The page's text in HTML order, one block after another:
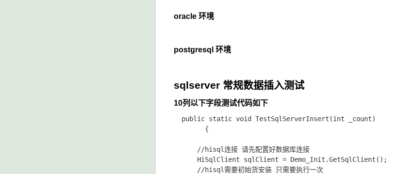
oracle 环境
postgresql 环境
sqlserver 常规数据插入测试
10列以下字段测试代码如下
  public static void TestSqlServerInsert(int _count)
        {
      //hisql连接 请先配置好数据库连接
      HiSqlClient sqlClient = Demo_Init.GetSqlClient();
      //hisql需要初始货安装 只需要执行一次